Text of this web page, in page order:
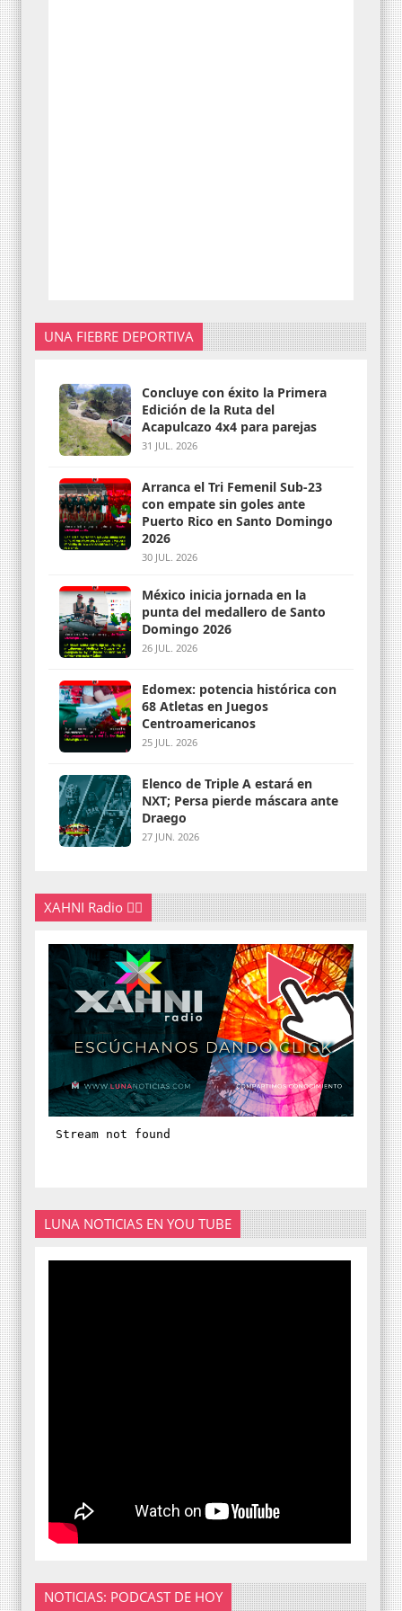
UNA FIEBRE DEPORTIVA
Concluye con éxito la Primera
Edición de la Ruta del
Acapulcazo 4x4 para parejas
31 JUL. 2026
Arranca el Tri Femenil Sub-23
con empate sin goles ante
Puerto Rico en Santo Domingo
2026
30 JUL. 2026
México inicia jornada en la
punta del medallero de Santo
Domingo 2026
26 JUL. 2026
Edomex: potencia histórica con
68 Atletas en Juegos
Centroamericanos
25 JUL. 2026
Elenco de Triple A estará en
NXT; Persa pierde máscara ante
Draego
27 JUN. 2026
XAHNI Radio 👇🏽
LUNA NOTICIAS EN YOU TUBE
NOTICIAS: PODCAST DE HOY